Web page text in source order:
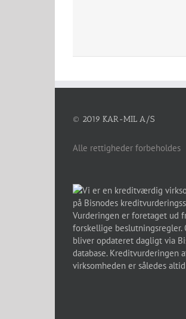
© 2019 KAR-MIL A/S
Alle rettigheder forbeholdes